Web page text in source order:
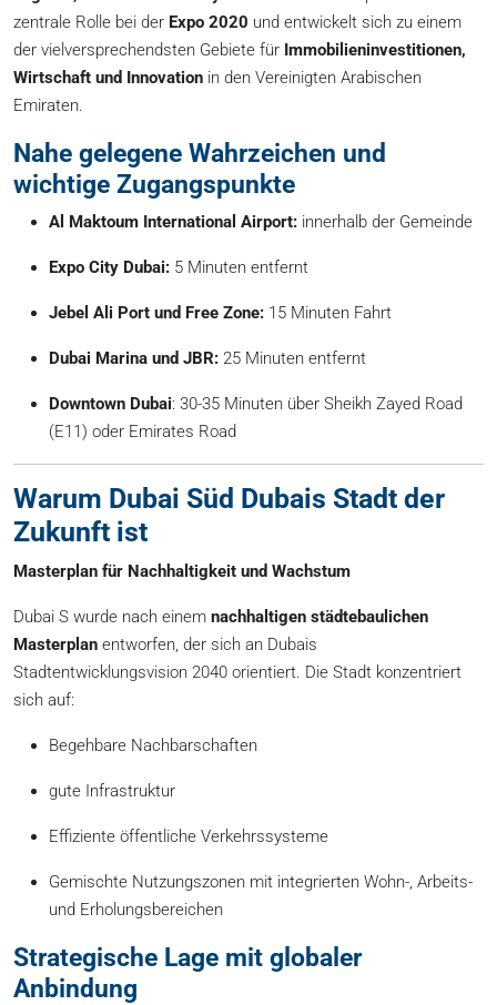
zentrale Rolle bei der Expo 2020 und entwickelt sich zu einem
der vielversprechendsten Gebiete für Immobilieninvestitionen,
Wirtschaft und Innovation in den Vereinigten Arabischen
Emiraten.
Nahe gelegene Wahrzeichen und
wichtige Zugangspunkte
Al Maktoum International Airport: innerhalb der Gemeinde
Expo City Dubai: 5 Minuten entfernt
Jebel Ali Port und Free Zone: 15 Minuten Fahrt
Dubai Marina und JBR: 25 Minuten entfernt
Downtown Dubai: 30-35 Minuten über Sheikh Zayed Road
(E11) oder Emirates Road
Warum Dubai Süd Dubais Stadt der
Zukunft ist
Masterplan für Nachhaltigkeit und Wachstum
Dubai S wurde nach einem nachhaltigen städtebaulichen
Masterplan entworfen, der sich an Dubais
Stadtentwicklungsvision 2040 orientiert. Die Stadt konzentriert
sich auf:
Begehbare Nachbarschaften
gute Infrastruktur
Effiziente öffentliche Verkehrssysteme
Gemischte Nutzungszonen mit integrierten Wohn-, Arbeits-
und Erholungsbereichen
Strategische Lage mit globaler
Anbindung